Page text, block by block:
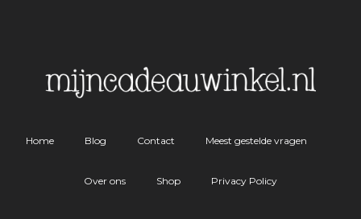
Home Blog Contact Meest gestelde vragen
Over ons Shop Privacy Policy